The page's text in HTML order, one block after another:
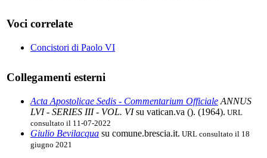
Voci correlate
Concistori di Paolo VI
Collegamenti esterni
Acta Apostolicae Sedis - Commentarium OfficialeANNUS
LVI - SERIES III - VOL. VIsu vatican.va (). (1964). URL
consultato il 11-07-2022
Giulio Bevilacqua su comune.brescia.it. URL consultato il 18
giugno 2021